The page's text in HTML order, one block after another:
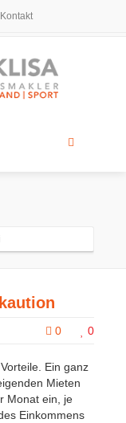
Kontakt
0 0
Ein ganz
Mieten
Monat ein, je
Einkommens